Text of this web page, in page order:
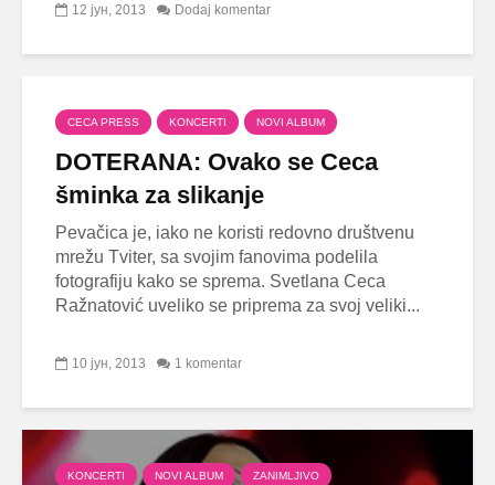
12 јун, 2013 Dodaj komentar
CECA PRESS KONCERTI NOVI ALBUM
DOTERANA: Ovako se Ceca
šminka za slikanje
Pevačica je, iako ne koristi redovno društvenu
mrežu Tviter, sa svojim fanovima podelila
fotografiju kako se sprema. Svetlana Ceca
Ražnatović uveliko se priprema za svoj veliki...
10 јун, 2013 1 komentar
KONCERTI NOVI ALBUM ZANIMLJIVO